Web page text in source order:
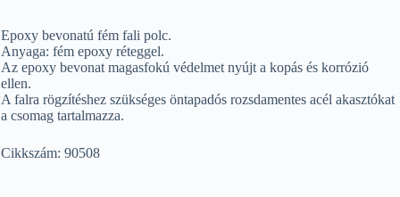
Epoxy bevonatú fém fali polc.
Anyaga: fém epoxy réteggel.
Az epoxy bevonat magasfokú védelmet nyújt a kopás és korrózió
ellen.
A falra rögzítéshez szükséges öntapadós rozsdamentes acél akasztókat
a csomag tartalmazza.
Cikkszám: 90508